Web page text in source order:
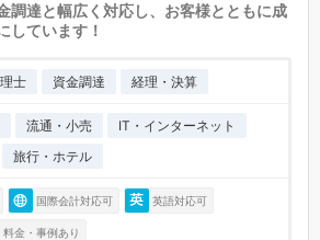
調達と幅広く対応し、お客様とともに成
しています！
士 資金調達 経理・決算
流通・小売
IT・インターネット
旅行・ホテル
国際会計対応可 英語対応可
料金・事例あり